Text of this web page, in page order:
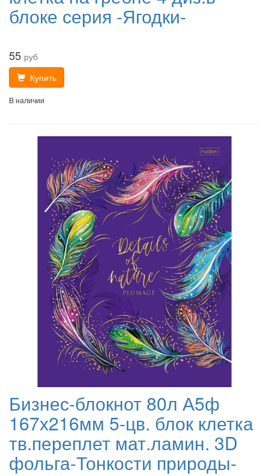
блоке серия -Ягодки-
55 руб
Купить
В наличии
Бизнес-блокнот 80л А5ф
167х216мм 5-цв. блок клетка
тв.переплет мат.ламин. 3D
фольга-Тонкости природы-